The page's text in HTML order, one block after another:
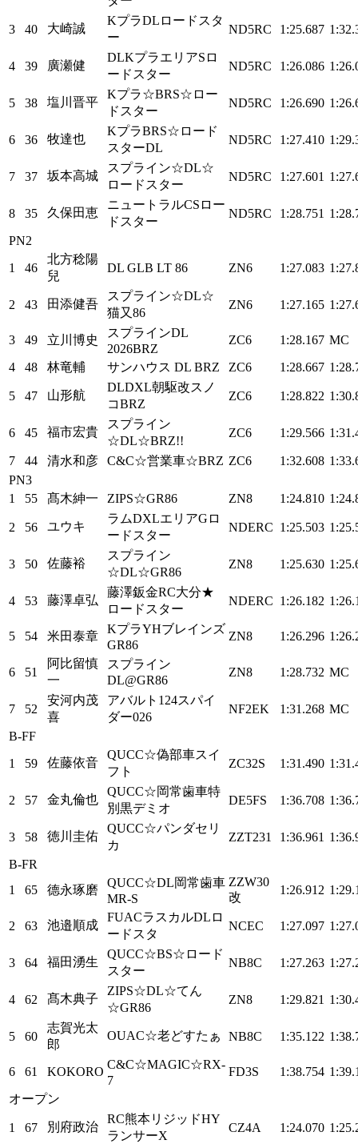
3 40 大崎誠
KプラDLロードスタ
ー
ND5RC 1:25.687
4 39 廣瀬健
DLKプラエリアSロ
ードスター
ND5RC 1:26.086
5 38 塩川晋平
Kプラ☆BRS☆ロー
ドスター
ND5RC 1:26.690
6 36 牧達也
KプラBRS☆ロード
スターDL
ND5RC 1:27.410
7 37 坂本高城
スプライン☆DL☆
ロードスター
ND5RC 1:27.601
8 35 久保田恵
ニュートラルCSロー
ドスター
ND5RC 1:28.751
PN2
1
46
北方稔陽
兒
DL GLB LT 86 ZN6 1:27.083
2 43 田添健吾
スプライン☆DL☆
猫又86
ZN6 1:27.165
3 49 立川博史
スプラインDL
2026BRZ
ZC6 1:28.167 MC
4
48 林竜輔 サンハウス DL BRZ ZC6 1:28.667
5 47 山形航
DLDXL朝駆改スノ
コBRZ
ZC6 1:28.822
6 45 福市宏貴
スプライン
☆DL☆BRZ!!
ZC6 1:29.566
7 44 清水和彦 C&C☆営業車☆BRZ ZC6 1:32.608
PN3
1
55 髙木紳一 ZIPS☆GR86 ZN8 1:24.810
2 56 ユウキ
ラムDXLエリアGロ
ードスター
NDERC 1:25.503
3 50 佐藤裕
スプライン
☆DL☆GR86
ZN8 1:25.630
4 53 藤澤卓弘
藤澤鈑金RC大分★
ロードスター
NDERC 1:26.182
5 54 米田泰章
KプラYHブレインズ
GR86
ZN8 1:26.296
6 51
阿比留慎
一
スプライン
DL@GR86
ZN8 1:28.732 MC
7 52
安河内茂
喜
アバルト124スパイ
ダー026
NF2EK 1:31.268 MC
B-FF
1
59 佐藤依音
QUCC☆偽部車スイ
フト
ZC32S 1:31.490
2 57 金丸倫也
QUCC☆岡常歯車特
別黒デミオ
DE5FS 1:36.708
3 58 徳川圭佑
QUCC☆パンダセリ
カ
ZZT231 1:36.961
B-FR
1
65 德永琢磨
QUCC☆DL岡常歯車
MR-S
ZZW30
改
1:26.912
2 63 池邉順成
FUACラスカルDLロ
ードスタ
NCEC 1:27.097
3 64 福田湧生
QUCC☆BS☆ロード
スター
NB8C 1:27.263
4 62 髙木典子
ZIPS☆DL☆てん
☆GR86
ZN8 1:29.821
5 60
志賀光太
郎
OUAC☆老どすたぁ NB8C 1:35.122
6 61 KOKORO
C&C☆MAGIC☆RX-
7
FD3S 1:38.754
オープン
1 67 別府政治
RC熊本リジッドHY
ランサーX
CZ4A 1:24.070